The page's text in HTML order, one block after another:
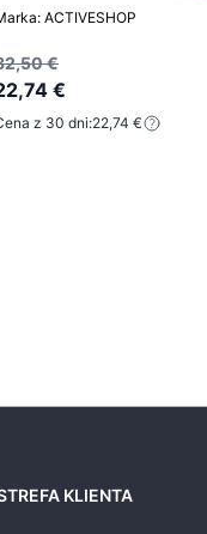
ACTIVESHOP
€
€
z 30 dni:22,74 €
KLIENTA